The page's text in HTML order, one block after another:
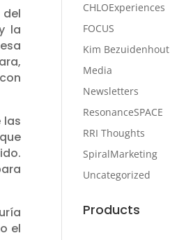
la
las
el
CHLOExperiences
FOCUS
Kim Bezuidenhout
Media
Newsletters
ResonanceSPACE
RRI Thoughts
SpiralMarketing
Uncategorized
Products